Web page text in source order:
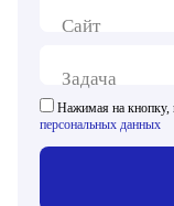
Сайт
Задача
Нажимая на кнопку,
персональных данных